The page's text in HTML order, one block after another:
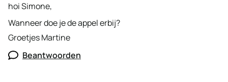
hoi Simone,
Wanneer doe je de appel erbij?
Groetjes Martine
Beantwoorden